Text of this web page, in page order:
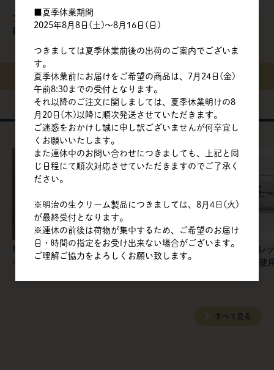
アイコク | HMペクチン/ 2kg
袋
アイコク | LMペクチン
LMSN-325
22件中 1〜22件目
おすすめ商品
Recommended
筑波乳業 | ピスタチオ
ペーストT / 1kg
マスターマルティーニ
ジャパン | ブルネッ
明治 | フレ
ー 食塩不使
すべて見る
■夏季休業期間
2025年8月8日(土)～8月16日(日)
つきましては夏季休業前後の出荷のご案内でございま
す。
夏季休業前にお届けをご希望の商品は、7月24日(金)
午前8:30までの受付となります。
それ以降のご注文に関しましては、夏季休業明けの8
月20日(木)以降に順次発送させていただきます。
ご迷惑をおかけし誠に申し訳ございませんが何卒宜し
くお願いいたします。
また連休中のお問い合わせにつきましても、上記と同
じ日程にて順次対応させていただきますのでご了承く
ださい。
※明治の生クリーム製品につきましては、8月4日(火)
が最終受付となります。
※連休の前後は荷物が集中するため、ご希望のお届け
日・時間の指定をお受け出来ない場合がございます。
ご理解ご協力をよろしくお願い致します。